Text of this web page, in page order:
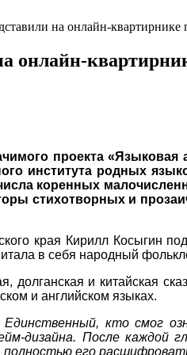
на онлайн-
онлайн-
проекта «Языковая
института родных
коренных
стихотворных и
края Кирилл Косыгин
в себя народный
и китайская
и английском языках.
кто смог
дизайна. После
его